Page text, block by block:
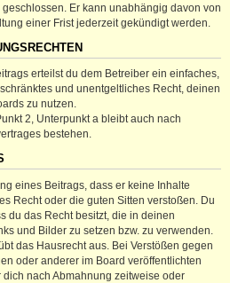
Er kann unabhängig davon von
einer Frist jederzeit gekündigt werden.
erteilst du dem Betreiber ein einfaches,
und unentgeltliches Recht, deinen
zu nutzen.
2, Unterpunkt a bleibt auch nach
bestehen.
eines Beitrags, dass er keine Inhalte
Recht oder die guten Sitten verstoßen. Du
du das Recht besitzt, die in deinen
und Bilder zu setzen bzw. zu verwenden.
das Hausrecht aus. Bei Verstößen gegen
oder anderer im Board veröffentlichten
nach Abmahnung zeitweise oder